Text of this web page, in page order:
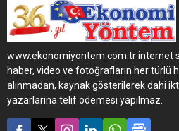
verimlilik performansıyla
öne çıkan MAN TGX
çekicilerinden yana kullandı.
www.ekonomiyontem.com.tr internet
haber, video ve fotoğrafların her türlü
alınmadan, kaynak gösterilerek dahi
yazarlarına telif ödemesi yapılmaz.